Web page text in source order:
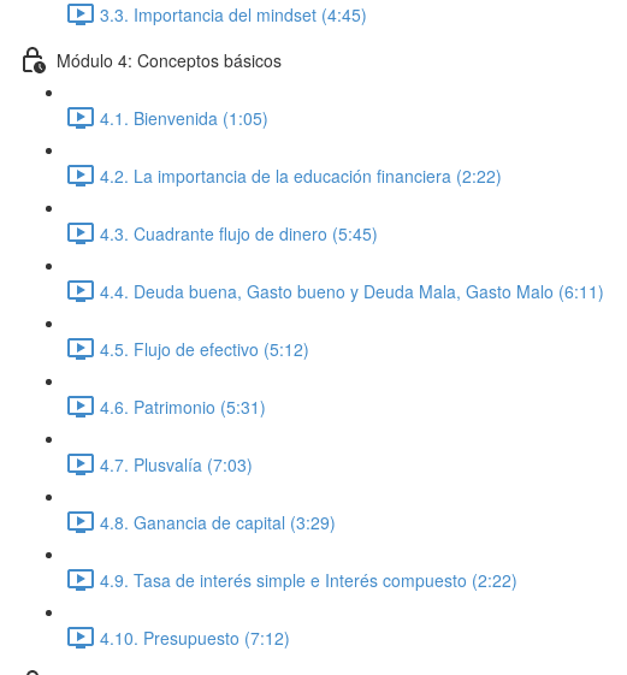
3.3. Importancia del mindset (4:45)
Módulo 4: Conceptos básicos
4.1. Bienvenida (1:05)
4.2. La importancia de la educación financiera (2:22)
4.3. Cuadrante flujo de dinero (5:45)
4.4. Deuda buena, Gasto bueno y Deuda Mala, Gasto Malo (6:11)
4.5. Flujo de efectivo (5:12)
4.6. Patrimonio (5:31)
4.7. Plusvalía (7:03)
4.8. Ganancia de capital (3:29)
4.9. Tasa de interés simple e Interés compuesto (2:22)
4.10. Presupuesto (7:12)